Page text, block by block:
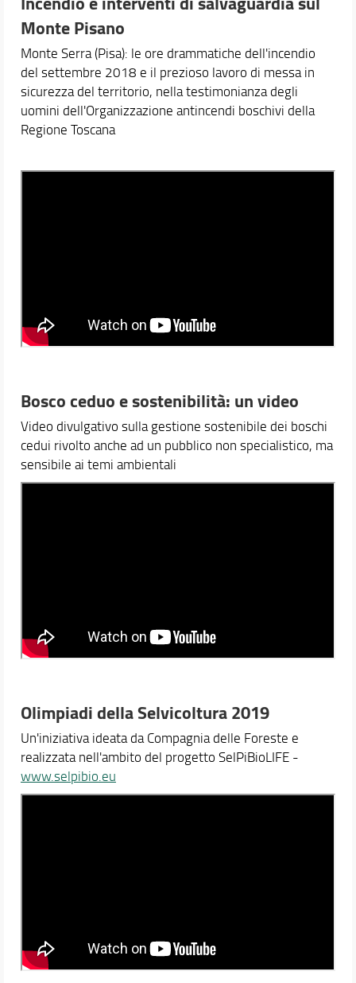
Monte Pisano
Monte Serra (Pisa): le ore drammatiche dell'incendio
del settembre 2018 e il prezioso lavoro di messa in
sicurezza del territorio, nella testimonianza degli
uomini dell'Organizzazione antincendi boschivi della
Regione Toscana
Bosco ceduo e sostenibilità: un video
Video divulgativo sulla gestione sostenibile dei boschi
cedui rivolto anche ad un pubblico non specialistico, ma
sensibile ai temi ambientali
Olimpiadi della Selvicoltura 2019
Un'iniziativa ideata da Compagnia delle Foreste e
realizzata nell'ambito del progetto SelPiBioLIFE -
www.selpibio.eu